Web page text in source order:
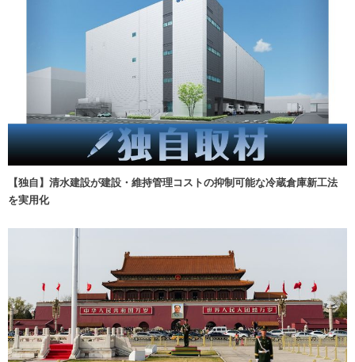
【独自】清水建設が建設・維持管理コストの抑制可能な冷蔵倉庫新工法
を実用化